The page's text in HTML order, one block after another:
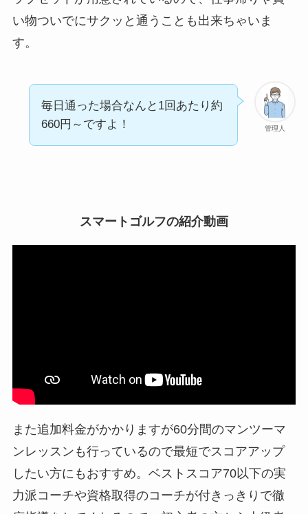
い物ついでにサクッと通うことも出来ちゃいま
す。
管理人
毎日通った場合なんと1回あたり約
660円～ですよ！
スマートゴルフの紹介動画
また追加料金がかかりますが60分間のマンツーマ
ンレッスンも行っているので最短でスコアアップ
したい方にもおすすめ。ベストスコア70以下の実
力派コーチや資格取得のコーチが付きっきりで徹